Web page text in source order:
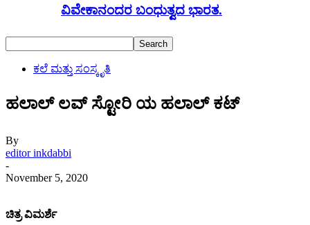
ವಿವೇಕಾನಂದರ ಬಂಧುತ್ವದ ಭಾರತ.
ಕಲೆ ಮತ್ತು ಸಂಸ್ಕೃತಿ
ಹಲಾಲ್ ಲವ್ ಸ್ಟೋರಿ ಯ ಹಲಾಲ್ ಕಟ್
By
editor inkdabbi
-
November 5, 2020
ಚಿತ್ರ ವಿಮರ್ಶೆ